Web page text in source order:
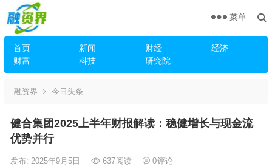
首页 新闻 财经
经济
财富
科技 研究院
菜单
融资界 今日头条
健合集团2025上半年财报解读：稳健增长与现金流
优势并行
发布: 2025年9月5日 637阅读 0评论